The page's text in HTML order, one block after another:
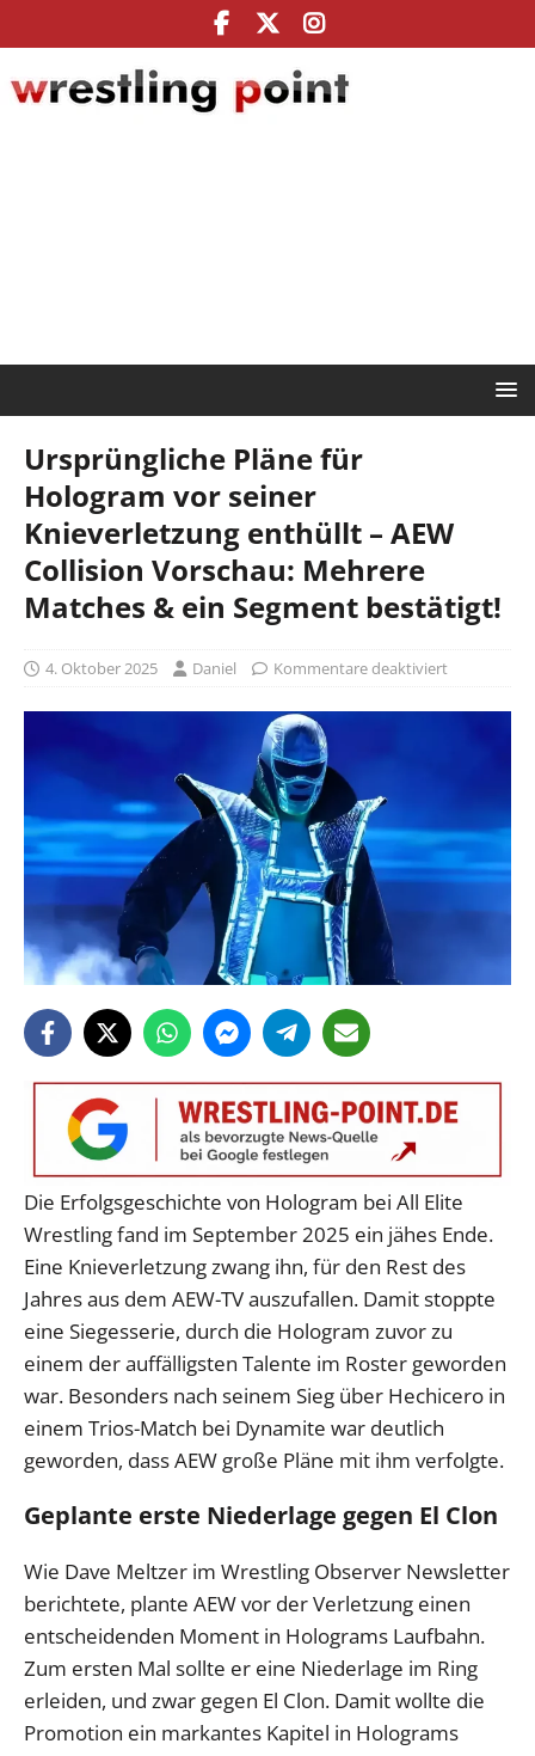
Ursprüngliche Pläne für
Hologram vor seiner
Knieverletzung enthüllt – AEW
Collision Vorschau: Mehrere
Matches & ein Segment bestätigt!
4. Oktober 2025 Daniel Kommentare deaktiviert
Die Erfolgsgeschichte von Hologram bei All Elite
Wrestling fand im September 2025 ein jähes Ende.
Eine Knieverletzung zwang ihn, für den Rest des
Jahres aus dem AEW-TV auszufallen. Damit stoppte
eine Siegesserie, durch die Hologram zuvor zu
einem der auffälligsten Talente im Roster geworden
war. Besonders nach seinem Sieg über Hechicero in
einem Trios-Match bei Dynamite war deutlich
geworden, dass AEW große Pläne mit ihm verfolgte.
Geplante erste Niederlage gegen El Clon
Wie Dave Meltzer im Wrestling Observer Newsletter
berichtete, plante AEW vor der Verletzung einen
entscheidenden Moment in Holograms Laufbahn.
Zum ersten Mal sollte er eine Niederlage im Ring
erleiden, und zwar gegen El Clon. Damit wollte die
Promotion ein markantes Kapitel in Holograms